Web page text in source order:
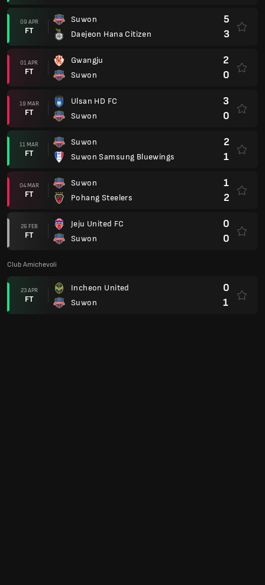
09 APR
FT
Suwon
Daejeon Hana Citizen
5
3
01 APR
FT
Gwangju
Suwon
2
0
19 MAR
FT
Ulsan HD FC
Suwon
3
0
11 MAR
FT
Suwon
Suwon Samsung Bluewings
2
1
04 MAR
FT
Suwon
Pohang Steelers
1
2
26 FEB
FT
Jeju United FC
Suwon
0
0
Club Amichevoli
23 APR
FT
Incheon United
Suwon
0
1